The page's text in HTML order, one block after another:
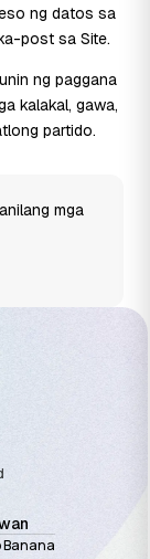
ng datos sa
post sa Site.
ng paggana
kalakal, gawa,
partido.
mga
Banana